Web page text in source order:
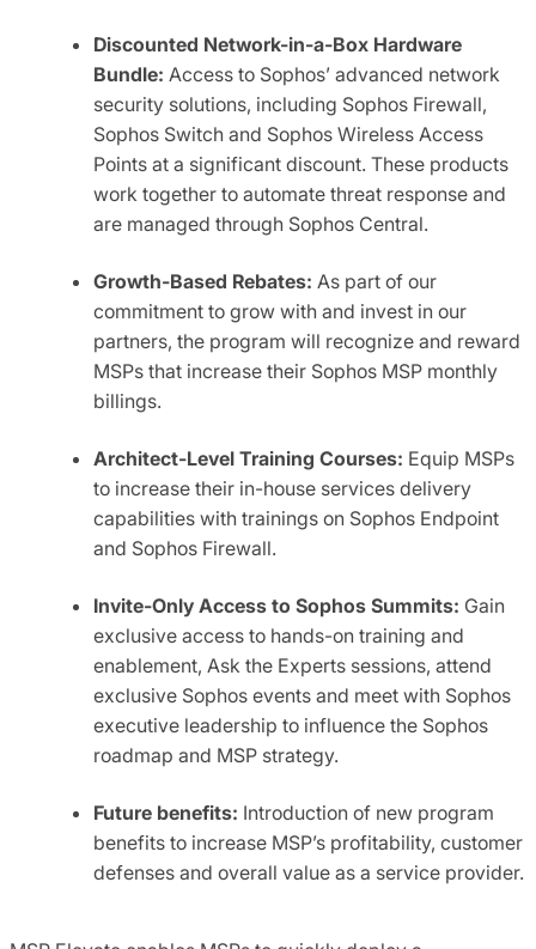
Discounted Network-in-a-Box Hardware
Bundle: Access to Sophos’ advanced network
security solutions, including Sophos Firewall,
Sophos Switch and Sophos Wireless Access
Points at a significant discount. These products
work together to automate threat response and
are managed through Sophos Central.
Growth-Based Rebates: As part of our
commitment to grow with and invest in our
partners, the program will recognize and reward
MSPs that increase their Sophos MSP monthly
billings.
Architect-Level Training Courses: Equip MSPs
to increase their in-house services delivery
capabilities with trainings on Sophos Endpoint
and Sophos Firewall.
Invite-Only Access to Sophos Summits: Gain
exclusive access to hands-on training and
enablement, Ask the Experts sessions, attend
exclusive Sophos events and meet with Sophos
executive leadership to influence the Sophos
roadmap and MSP strategy.
Future benefits: Introduction of new program
benefits to increase MSP’s profitability, customer
defenses and overall value as a service provider.